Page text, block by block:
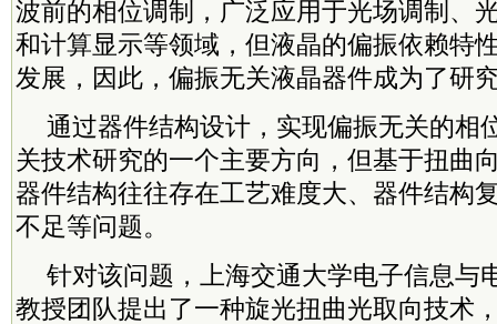
波前的相位调制，广泛应用于光场调制、
和计算显示等领域，但液晶的偏振依赖特
发展，因此，偏振无关液晶器件成为了研
通过器件结构设计，实现偏振无关的相
关技术研究的一个主要方向，但基于扭曲
器件结构往往存在工艺难度大、器件结构
不足等问题。
针对该问题，上海交通大学电子信息与
教授团队提出了一种旋光扭曲光取向技术